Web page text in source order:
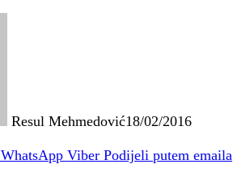
Resul Mehmedović18/02/2016
WhatsApp Viber Podijeli putem emaila